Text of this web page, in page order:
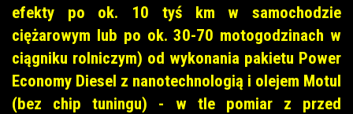
efekty po ok. 10 tyś km w samochodzie
ciężarowym lub po ok. 30-70 motogodzinach w
ciągniku rolniczym) od wykonania pakietu Power
Economy Diesel z nanotechnologią i olejem Motul
(bez chip tuningu) - w tle pomiar z przed